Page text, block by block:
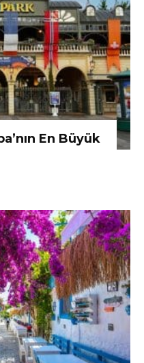
En Büyük